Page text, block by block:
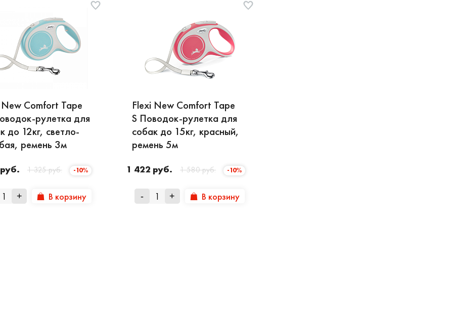
New Comfort Tape
рулетка для
до 12кг, светло-
ремень 3м
1 325 руб. -10%
+ В корзину
Flexi New Comfort Tape
S Поводок-рулетка для
собак до 15кг, красный,
ремень 5м
1 422 руб. 1 580 руб. -10%
- + В корзину